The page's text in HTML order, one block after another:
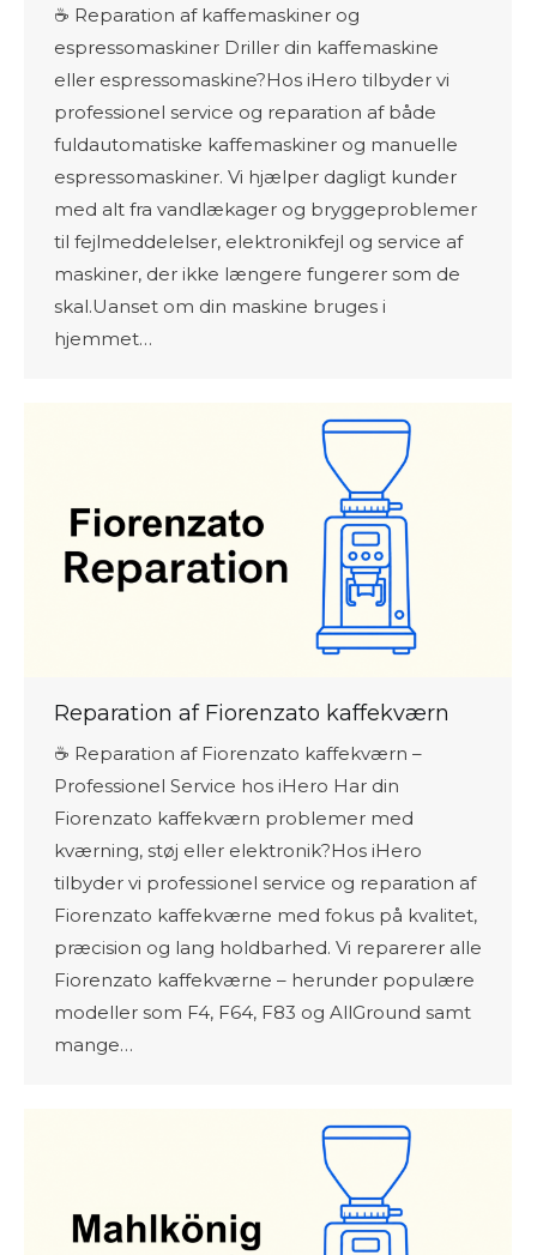
☕ Reparation af kaffemaskiner og
espressomaskiner Driller din kaffemaskine
eller espressomaskine?Hos iHero tilbyder vi
professionel service og reparation af både
fuldautomatiske kaffemaskiner og manuelle
espressomaskiner. Vi hjælper dagligt kunder
med alt fra vandlækager og bryggeproblemer
til fejlmeddelelser, elektronikfejl og service af
maskiner, der ikke længere fungerer som de
skal.Uanset om din maskine bruges i
hjemmet…
Reparation af Fiorenzato kaffekværn
☕ Reparation af Fiorenzato kaffekværn –
Professionel Service hos iHero Har din
Fiorenzato kaffekværn problemer med
kværning, støj eller elektronik?Hos iHero
tilbyder vi professionel service og reparation af
Fiorenzato kaffekværne med fokus på kvalitet,
præcision og lang holdbarhed. Vi reparerer alle
Fiorenzato kaffekværne – herunder populære
modeller som F4, F64, F83 og AllGround samt
mange…